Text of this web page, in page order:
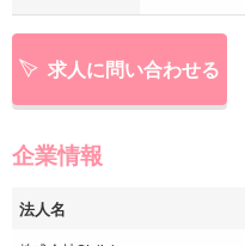
求人に問い合わせる
企業情報
法人名